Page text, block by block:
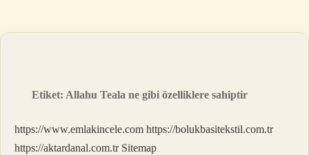
Etiket: Allahu Teala ne gibi özelliklere sahiptir
https://www.emlakincele.com https://bolukbasitekstil.com.tr
https://aktardanal.com.tr Sitemap